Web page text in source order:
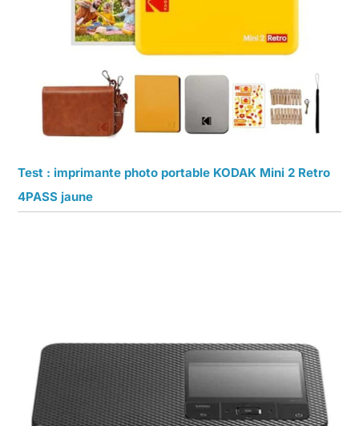
Test : imprimante photo portable KODAK Mini 2 Retro
4PASS jaune